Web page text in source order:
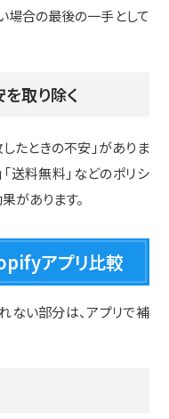
場合の最後の一手として
取り除く
たときの不安」がありま
送料無料」などのポリシ
があります。
アプリ比較
い部分は、アプリで補